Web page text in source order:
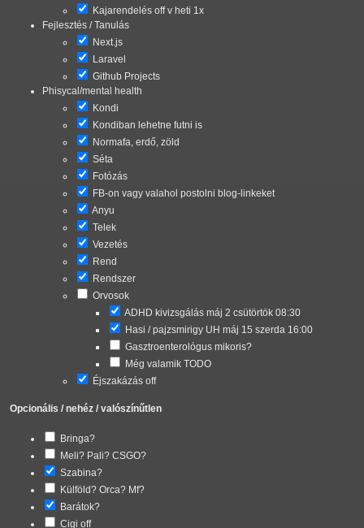
Kajarendelés off v heti 1x
Fejlesztés / Tanulás
Next.js
Laravel
Github Projects
Phisycal/mental health
Kondi
Kondiban lehetne futni is
Normafa, erdő, zöld
Séta
Fotózás
FB-on vagy valahol postolni blog-linkeket
Anyu
Telek
Vezetés
Rend
Rendszer
Orvosok
ADHD kivizsgálás máj 2 csütörtök 08:30
Hasi / pajzsmirigy UH máj 15 szerda 16:00
Gasztroenterológus mikoris?
Még valamik TODO
Éjszakázás off
Opcionális / nehéz / valószínűtlen
Bringa?
Meli? Pali? CSGO?
Szabina?
Külföld? Orca? Mf?
Barátok?
Cigi off